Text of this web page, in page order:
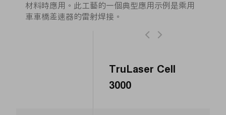
材料時應用。此工藝的一個典型應用示例是乘用
車車橋差速器的雷射焊接。
TruLaser Cell
3000